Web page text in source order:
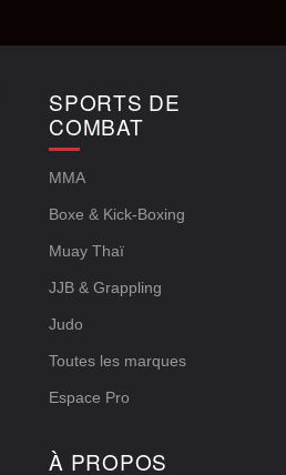
SPORTS DE
COMBAT
MMA
Boxe & Kick-Boxing
Muay Thaï
JJB & Grappling
Judo
Toutes les marques
Espace Pro
À PROPOS